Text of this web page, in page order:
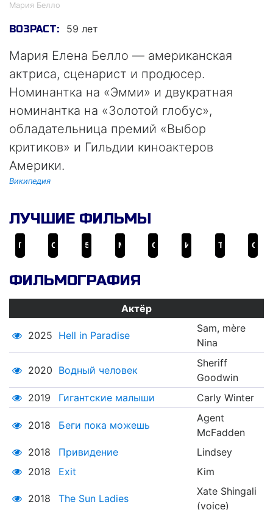
Мария Белло
ВОЗРАСТ: 59 лет
Мария Елена Белло — американская
актриса, сценарист и продюсер.
Номинантка на «Эмми» и двукратная
номинантка на «Золотой глобус»,
обладательница премий «Выбор
критиков» и Гильдии киноактеров
Америки.
Википедия
ЛУЧШИЕ ФИЛЬМЫ
ФИЛЬМОГРАФИЯ
Актёр
2025 Hell in Paradise
Sam, mère
Nina
2020 Водный человек
Sheriff
Goodwin
2019
Гигантские малыши Carly Winter
2018 Беги пока можешь
Agent
McFadden
2018
Привидение
Lindsey
2018
Exit Kim
2018 The Sun Ladies
Xate Shingali
(voice)